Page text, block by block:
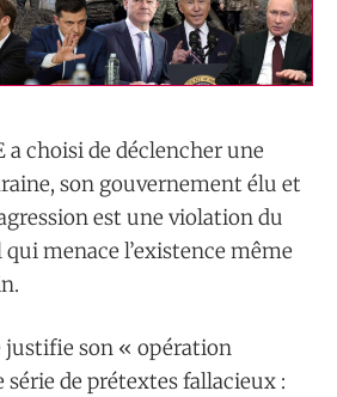
a choisi de déclencher une
son gouvernement élu et
est une violation du
menace l’existence même
justifie son « opération
de prétextes fallacieux :